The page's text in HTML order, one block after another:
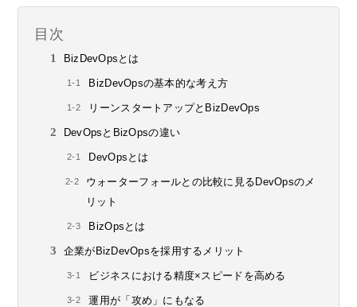
目次
BizDevOpsとは
BizDevOpsの基本的な考え方
リーンスタートアップとBizDevOps
DevOpsとBizOpsの違い
DevOpsとは
ウォーターフォールとの比較に見るDevOpsのメ
リット
BizOpsとは
企業がBizDevOpsを採用するメリット
ビジネスにおける精度×スピードを高める
運用が「攻め」にもなる